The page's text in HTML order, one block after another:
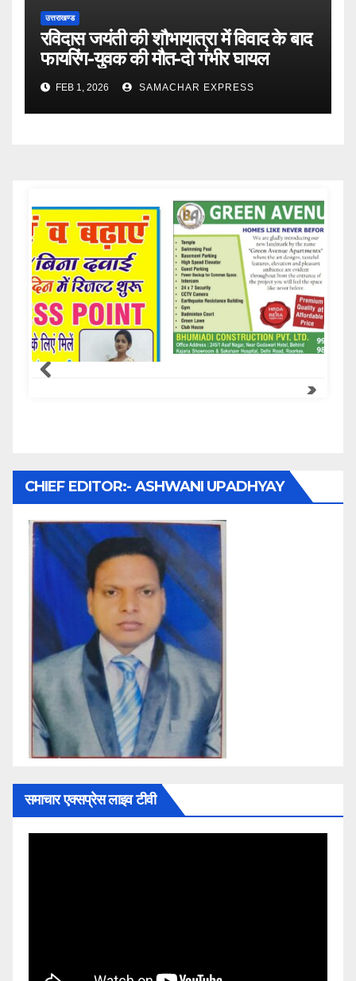
उत्तराखण्ड
रविदास जयंती की शौभायात्रा में विवाद के बाद
फायरिंग-युवक की मौत-दो गंभीर घायल
FEB 1, 2026 SAMACHAR EXPRESS
Samachar Express
CHIEF EDITOR:- ASHWANI UPADHYAY
समाचार एक्सप्रेस लाइव टीवी